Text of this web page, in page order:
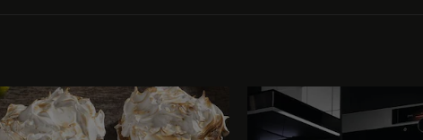
de brownie met aardbeien en frambozen.